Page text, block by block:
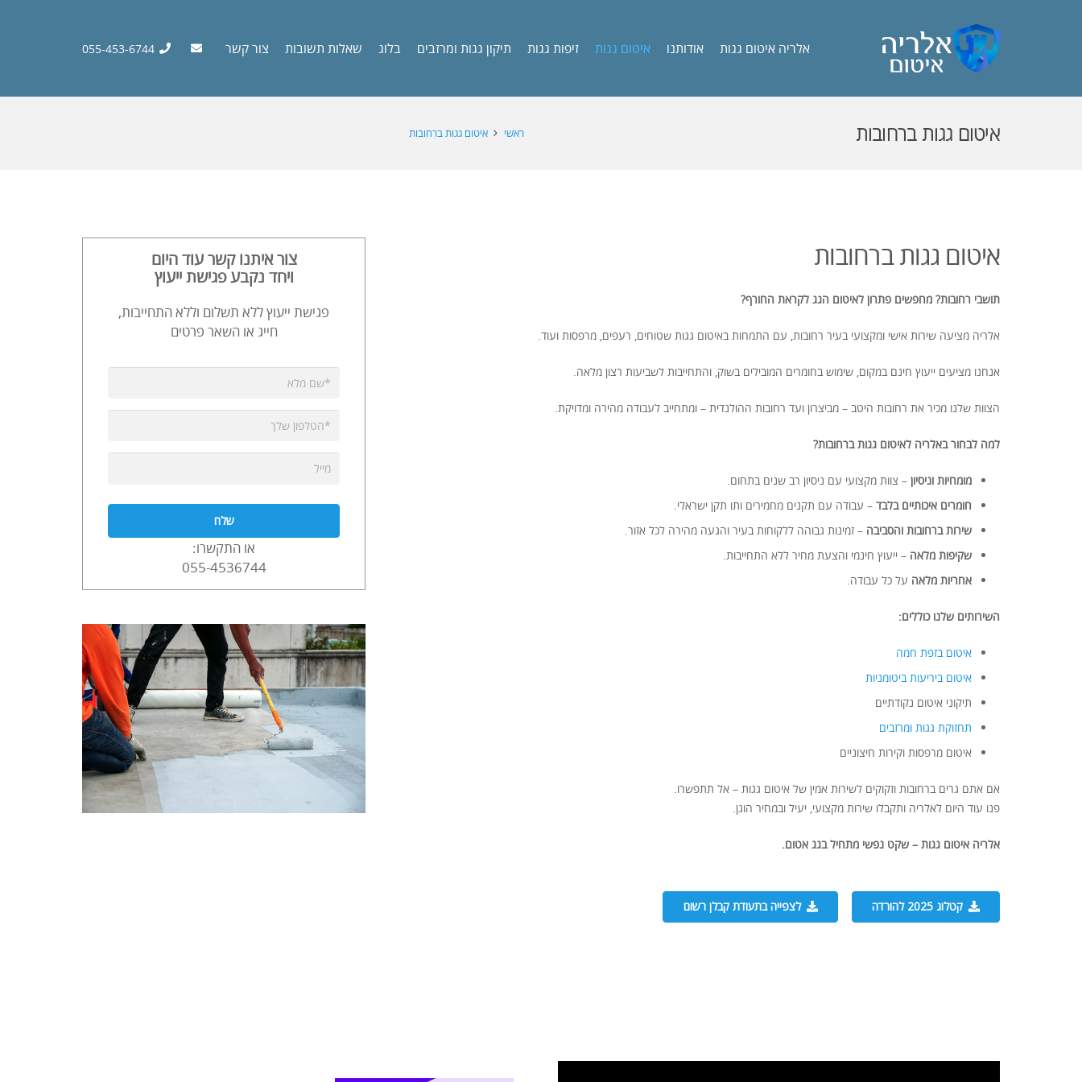
אלריה איטום גגות אודותנו איטום גגות זיפות גגות תיקון גגות ומרזבים בלוג שאלות תשובות צור קשר 055-453-6744
איטום גגות ברחובות ראשי איטום גגות ברחובות
איטום גגות ברחובות
תושבי רחובות? מחפשים פתרון לאיטום הגג לקראת החורף?
אלריה מציעה שירות אישי ומקצועי בעיר רחובות, עם התמחות באיטום גגות שטוחים, רעפים, מרפסות ועוד.
אנחנו מציעים ייעוץ חינם במקום, שימוש בחומרים המובילים בשוק, והתחייבות לשביעות רצון מלאה.
הצוות שלנו מכיר את רחובות היטב – מביצרון ועד רחובות ההולנדית – ומתחייב לעבודה מהירה ומדויקת.
למה לבחור באלריה לאיטום גגות ברחובות?
מומחיות וניסיון – צוות מקצועי עם ניסיון רב שנים בתחום.
חומרים איכותיים בלבד – עבודה עם תקנים מחמירים ותו תקן ישראלי.
שירות ברחובות והסביבה – זמינות גבוהה ללקוחות בעיר והגעה מהירה לכל אזור.
שקיפות מלאה – ייעוץ חינמי והצעת מחיר ללא התחייבות.
אחריות מלאה על כל עבודה.
השירותים שלנו כוללים:
איטום בזפת חמה
איטום ביריעות ביטומניות
תיקוני איטום נקודתיים
תחזוקת גגות ומרזבים
איטום מרפסות וקירות חיצוניים
אם אתם גרים ברחובות וזקוקים לשירות אמין של איטום גגות – אל תתפשרו.
פנו עוד היום לאלריה ותקבלו שירות מקצועי, יעיל ובמחיר הוגן.
אלריה איטום גגות – שקט נפשי מתחיל בגג אטום.
קטלוג 2025 להורדה לצפייה בתעודת קבלן רשום
צור איתנו קשר עוד היום
ויחד נקבע פגישת ייעוץ
פגישת ייעוץ ללא תשלום וללא התחייבות,
חייג או השאר פרטים
או התקשרו:
055-4536744